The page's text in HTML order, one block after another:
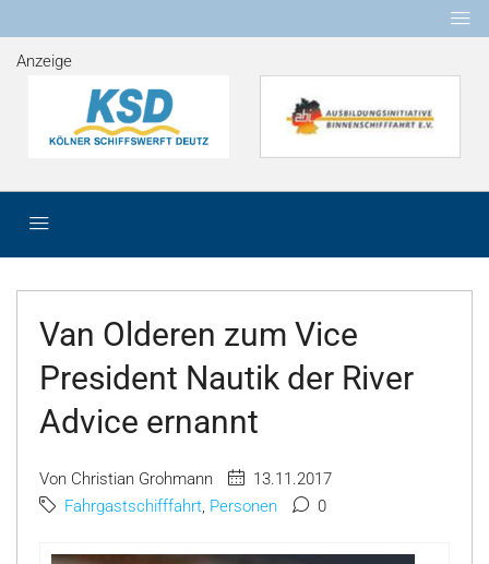
Anzeige
Van Olderen zum Vice
President Nautik der River
Advice ernannt
Von Christian Grohmann
13.11.2017
Fahrgastschifffahrt, Personen 0